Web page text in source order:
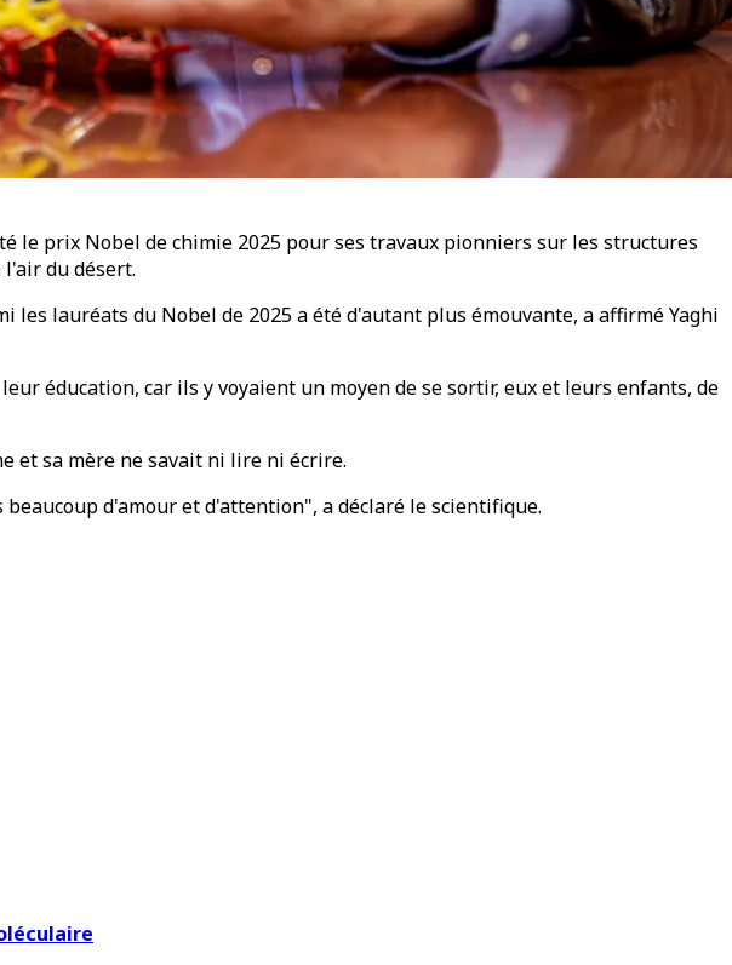
le prix Nobel de chimie 2025 pour ses travaux pionniers sur les structures
du désert.
lauréats du Nobel de 2025 a été d'autant plus émouvante, a affirmé Yaghi
éducation, car ils y voyaient un moyen de se sortir, eux et leurs enfants, de
et sa mère ne savait ni lire ni écrire.
d'amour et d'attention", a déclaré le scientifique.